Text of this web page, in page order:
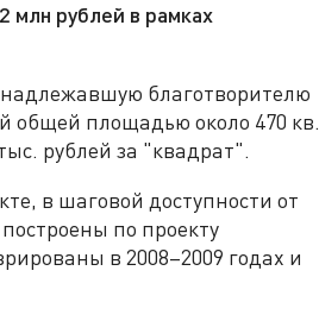
млн рублей в рамках
благотворителю
общей площадью около 470 кв.
рублей за "квадрат".
в шаговой доступности от
по проекту
в 2008–2009 годах и